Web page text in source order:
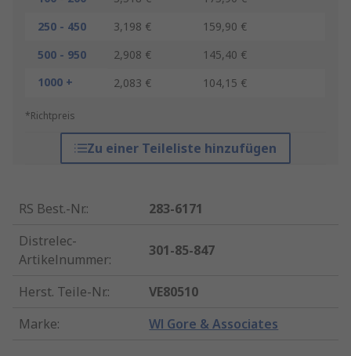
250 - 450
3,198 €
159,90 €
500 - 950
2,908 €
145,40 €
1000 +
2,083 € 104,15 €
*Richtpreis
Zu einer Teileliste hinzufügen
RS Best.-Nr.:
283-6171
Distrelec-
Artikelnummer:
301-85-847
Herst. Teile-Nr.:
VE80510
Marke: Wl Gore & Associates